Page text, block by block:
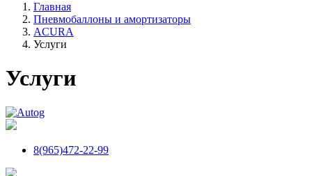
Главная
Пневмобаллоны и амортизаторы
ACURA
Услуги
Услуги
8(965)472-22-99